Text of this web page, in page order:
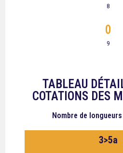
8
9
0
TABLEAU
COTATIONS DES
Nombre de longueurs
3>5a